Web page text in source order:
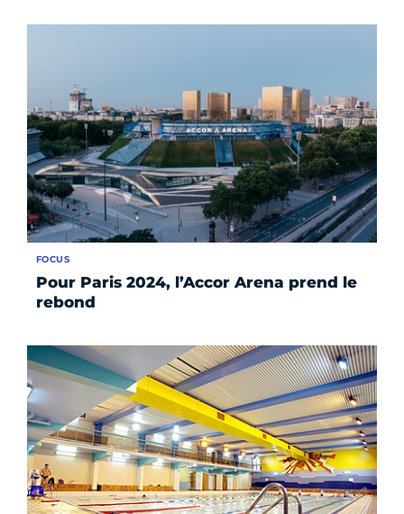
Pour Paris 2024, l’Accor Arena prend le
rebond
FOCUS